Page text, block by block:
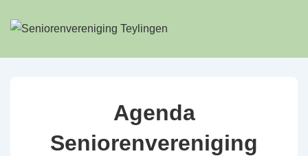
Doorgaan
Agenda
Seniorenvereniging